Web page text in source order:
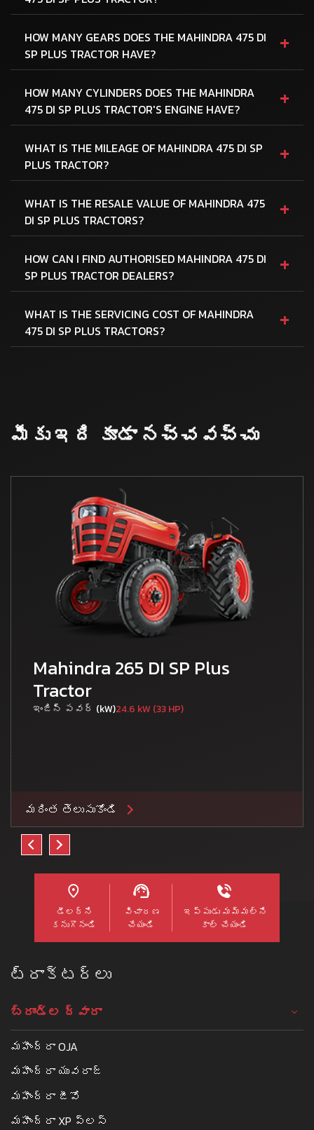
HOW MANY GEARS DOES THE MAHINDRA 475 DI
SP PLUS TRACTOR HAVE?
+
HOW MANY CYLINDERS DOES THE MAHINDRA
475 DI SP PLUS TRACTOR'S ENGINE HAVE?
+
WHAT IS THE MILEAGE OF MAHINDRA 475 DI SP
PLUS TRACTOR?
+
WHAT IS THE RESALE VALUE OF MAHINDRA 475
DI SP PLUS TRACTORS?
+
HOW CAN I FIND AUTHORISED MAHINDRA 475 DI
SP PLUS TRACTOR DEALERS?
+
WHAT IS THE SERVICING COST OF MAHINDRA
475 DI SP PLUS TRACTORS?
+
మీకు ఇది కూడా నచ్చవచ్చు
Mahindra 265 DI SP Plus
Tractor
ఇంజిన్ పవర్ (kW)24.6 kW (33 HP)
మరింత తెలుసుకోండి
డీలర్ని
కనుగొనండి
విచారణ
చేయండి
ఇప్పుడు మమ్మల్ని
కాల్ చేయండి
ట్రాక్టర్లు
బ్రాండ్ల ద్వారా
మహీంద్రా OJA
మహీంద్రా యువరాజ్
మహీంద్రా జీవో
మహీంద్రా XP ప్లస్